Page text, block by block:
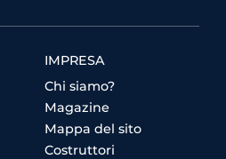
IMPRESA
Chi siamo?
Magazine
Mappa del sito
Costruttori